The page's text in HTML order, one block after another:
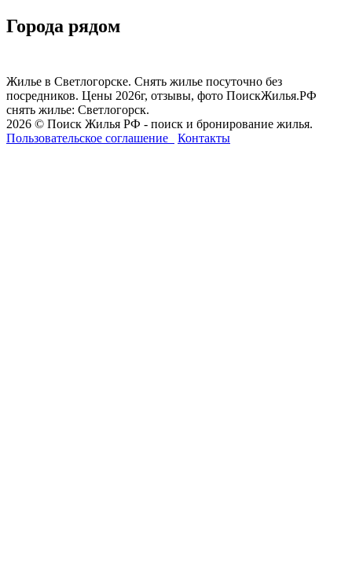
Города рядом
Жилье в Светлогорске. Снять жилье посуточно без
посредников. Цены 2026г, отзывы, фото ПоискЖилья.РФ
снять жилье: Светлогорск.
2026 © Поиск Жилья РФ - поиск и бронирование жилья.
Пользовательское соглашение
Контакты